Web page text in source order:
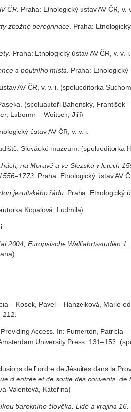
ČR . Praha: Etnologický ústav AV ČR, v.
zbožné peregrinace . Praha:
. Praha: Etnologický ústav AV ČR, v. v. i.
a poutního místa . Praha: Etnologický
AV ČR, v. v. i. (spolueditorka
(spoluautoři Bahenský, František
Lubomír – Woitsch, Jiří)
ústav AV ČR, v. v. i.
Slovácké muzeum. (spolueditorka
na Moravě a ve Slezsku v letech
. Praha: Etnologický ústav AV
jezuitského řádu . Praha: Etnologický
Kopalová, Ludmila)
2004, Europäische Wallfahrtsstudien 1
– Kosek, Pavel – Hanzelková, Marie
Access. In: Fumerton, Patricia
University Press: 131–153.
de ľ ordre de Jésuites dans la
ď entrée et de sortie des couvents, de
Valentová, Kateřina)
barokního člověka. Lidé a krajina